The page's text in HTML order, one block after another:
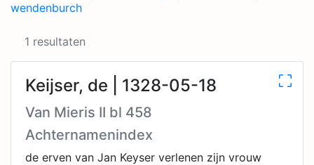
wendenburch
1 resultaten
Keijser, de | 1328-05-18
Van Mieris II bl 458
Achternamenindex
de erven van Jan Keyser verlenen zijn vrouw